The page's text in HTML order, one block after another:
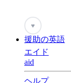
♥
援助の英語
エイド
aid
ヘルプ